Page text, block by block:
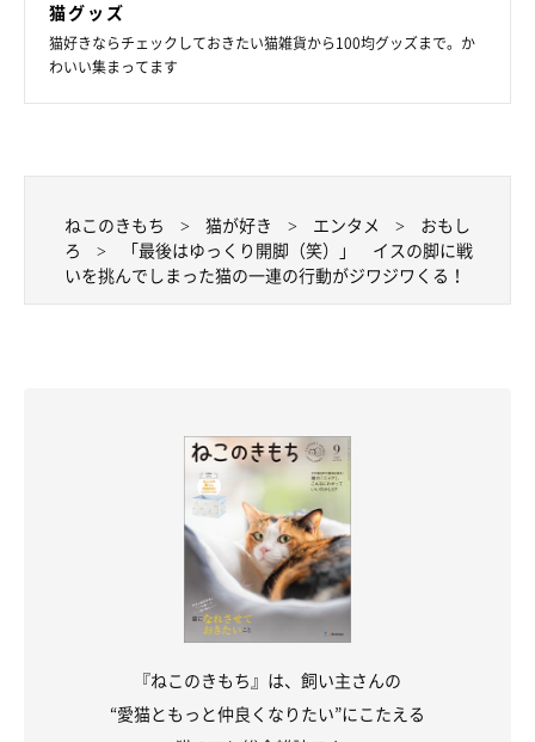
@dora_me0416
★Instagram、Twitterで「#ねこのきもち」「#ねこのきもち部」
でご投稿いただいた素敵な写真・動画を紹介しています。
＠dora_me0416）
猫グッズ
猫好きならチェックしておきたい猫雑貨から100均グッズまで。か
わいい集まってます
ねこのきもち 猫が好き エンタメ
おもし
ろ
「最後はゆっくり開脚（笑）」 イスの脚に戦
いを挑んでしまった猫の一連の行動がジワジワくる！
『ねこのきもち』は、飼い主さんの
“愛猫ともっと仲良くなりたい”にこたえる